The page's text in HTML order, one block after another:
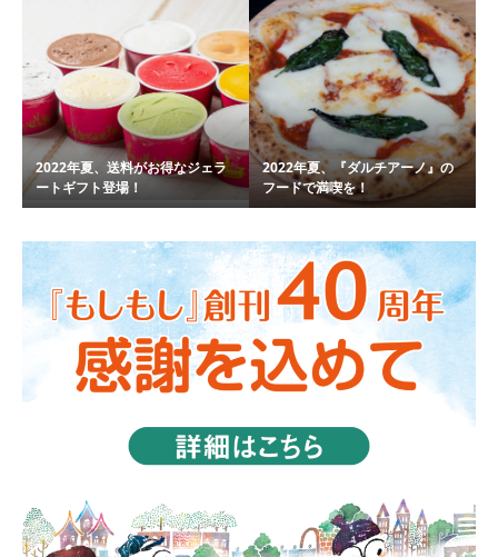
2022年夏、送料がお得なジェラ
ートギフト登場！
2022年夏、『ダルチアーノ』の
フードで満喫を！